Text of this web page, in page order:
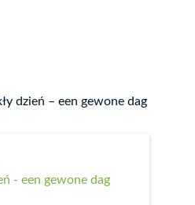
dzień – een gewone dag